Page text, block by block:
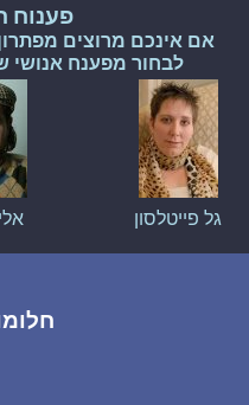
פענוח
אם אינכם מרוצים
לבחור מפענח אנושי
גל פייטלסון